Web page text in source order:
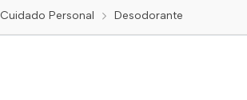
Cuidado Personal Desodorante